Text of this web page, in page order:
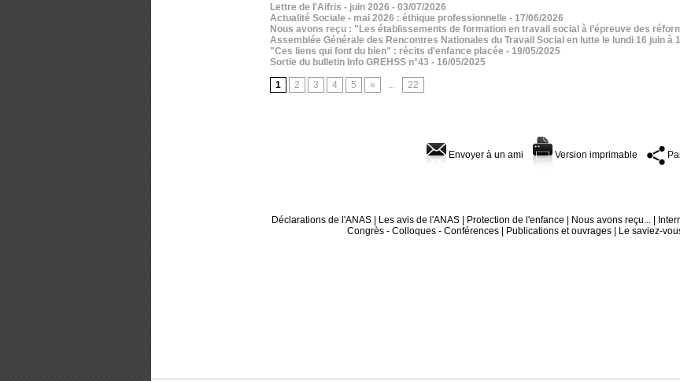
Lettre de l'Aifris - juin 2026 - 03/07/2026
Actualité Sociale - mai 2026 : éthique professionnelle - 17/06/2026
Nous avons reçu : "Les établissements de formation en travail social à l’épreuve des
Assemblée Générale des Rencontres Nationales du Travail Social en lutte le lundi 16 juin à
"Ces liens qui font du bien" : récits d'enfance placée - 19/05/2025
Sortie du bulletin Info GREHSS n°43 - 16/05/2025
1 2 3 4 5 » 22
Envoyer à un ami Version imprimable
Déclarations de l'ANAS | Les avis de l'ANAS | Protection de l'enfance | Nous avons reçu... |
Congrès - Colloques - Conférences | Publications et ouvrages | Le saviez-